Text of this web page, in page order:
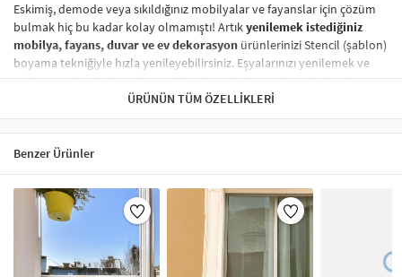
Eskimiş, demode veya sıkıldığınız mobilyalar ve fayanslar için çözüm
bulmak hiç bu kadar kolay olmamıştı! Artıkyenilemek istediğiniz
mobilya, fayans, duvar ve ev dekorasyon ürünlerinizi Stencil (şablon)
boyama tekniğiyle hızla yenileyebilirsiniz. Eşyalarınızı yenilemek ve
onlaramodern bir hava katmakhiç de pahalı ve zahmetli olmak
zorunda değil! Stencil şablonları, dilediğiniz her yüzeye pratik bir
şekildedesen uygulamanızısağlar ve mobilyalarınızın, duvarlarınızın,
kumaşlarınızın görünümünü anında değiştirebilir.
Çocuğunuzun dolabına, mutfak fayanslarına,
kumaşlara bile bant yardımıyla sabitleyip, istediğiniz renklerle
boyama yapabilirsiniz. Evinizi,
kişisel zevkinizle özelleştirebilir
boyama seti ile yaratıcı projeler gerçekleştirebilirsiniz.El işi ve ev
dekorasyonu
sevenler için stencil, kolayca uygulanabilecek eğlenceli
ve etkili bir aktivitedir.
ÜRÜNÜN TÜM ÖZELLIKLERI
Benzer Ürünler